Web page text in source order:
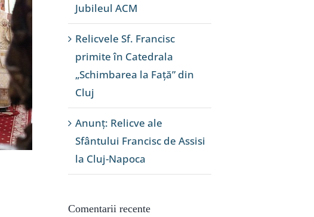
Jubileul ACM
Relicvele Sf. Francisc
primite în Catedrala
„Schimbarea la Față” din
Cluj
Anunț: Relicve ale
Sfântului Francisc de Assisi
la Cluj-Napoca
Comentarii recente